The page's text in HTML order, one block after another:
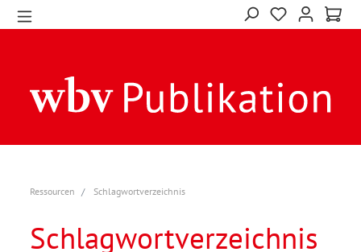
Ressourcen Schlagwortverzeichnis
Schlagwortverzeichnis